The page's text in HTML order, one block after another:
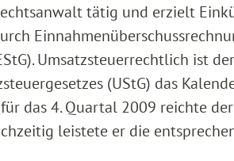
tätig und erzielt
Umsatzsteuerrechtlich ist
(UStG) das
das 4. Quartal 2009 reichte
leistete er die